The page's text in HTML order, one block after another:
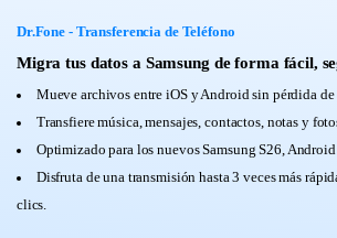
Soluciones
Quiénes somos
Ver Kit Completo >
Productos
Para PC
Para Celular
Recursos
Descubre lo mejor de Dr.Fone
Blog
Dr.Fone - Transferencia de Teléfono
Migra tus datos a Samsung de forma fácil,
Mueve archivos entre iOS y Android sin pérdida de
Transfiere música, mensajes, contactos, notas y
Optimizado para los nuevos Samsung S26,
Disfruta de una transmisión hasta 3 veces más
clics.